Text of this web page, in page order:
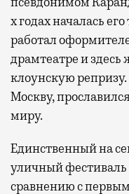
х годах началась
работал
драмтеатре и
клоунскую
Москву,
миру.
Единственный на
уличный фестиваль
сравнению с